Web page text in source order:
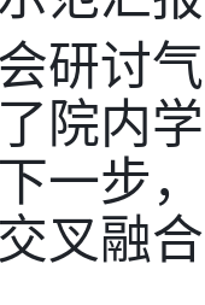
研讨
院内
一步
叉融